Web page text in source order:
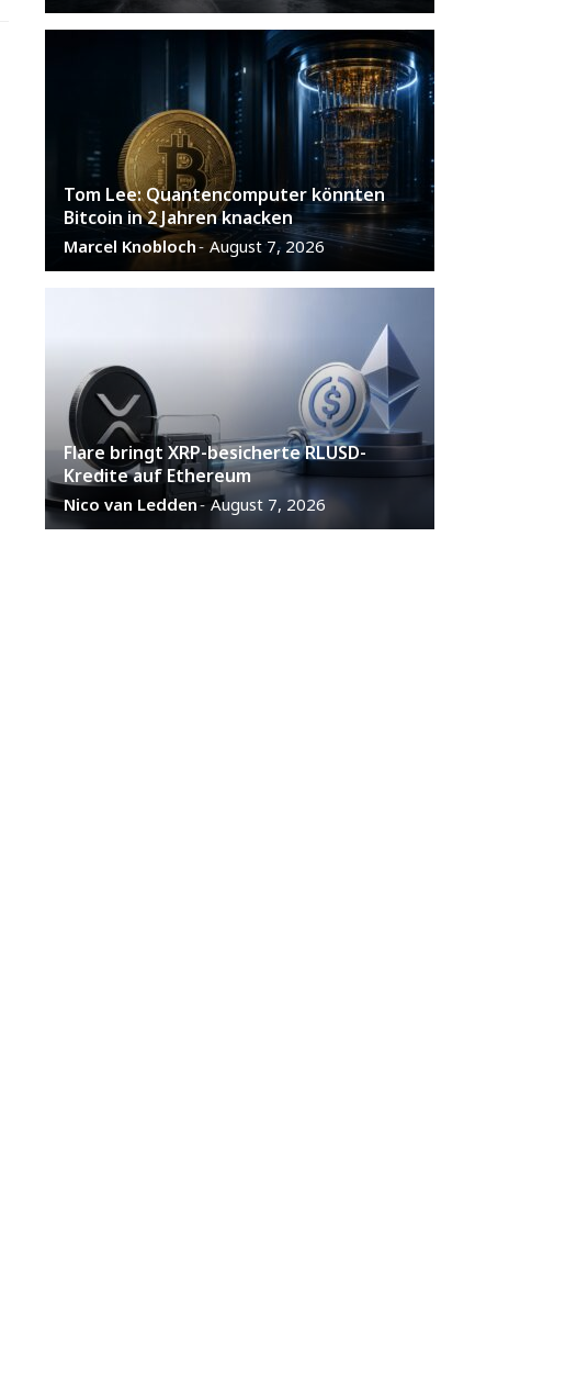
Tom Lee: Quantencomputer könnten
Bitcoin in 2 Jahren knacken
Marcel Knobloch- August 7, 2026
Flare bringt XRP-besicherte RLUSD-
Kredite auf Ethereum
Nico van Ledden- August 7, 2026